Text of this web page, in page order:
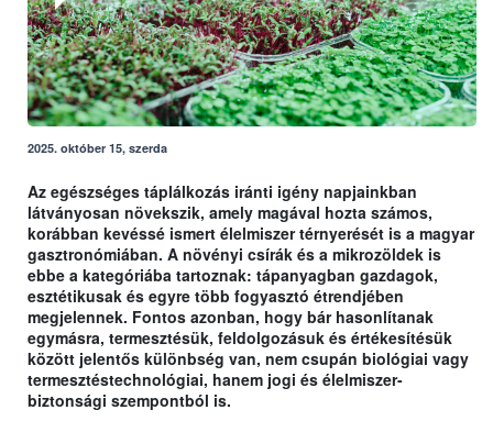
2025. október 15, szerda
Az egészséges táplálkozás iránti igény napjainkban
látványosan növekszik, amely magával hozta számos,
korábban kevéssé ismert élelmiszer térnyerését is a magyar
gasztronómiában. A növényi csírák és a mikrozöldek is
ebbe a kategóriába tartoznak: tápanyagban gazdagok,
esztétikusak és egyre több fogyasztó étrendjében
megjelennek. Fontos azonban, hogy bár hasonlítanak
egymásra, termesztésük, feldolgozásuk és értékesítésük
között jelentős különbség van, nem csupán biológiai vagy
termesztéstechnológiai, hanem jogi és élelmiszer-
biztonsági szempontból is.